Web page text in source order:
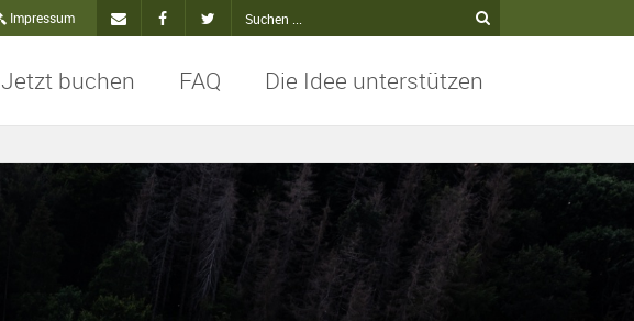
Impressum
Jetzt buchen FAQ Die Idee unterstützen